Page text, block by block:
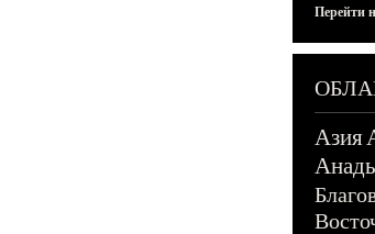
Перейти
Азия